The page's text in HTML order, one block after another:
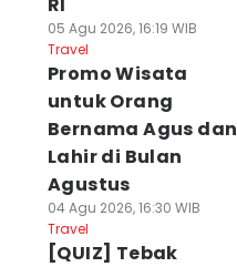
05 Agu 2026, 16:19 WIB
Travel
Promo Wisata
untuk Orang
Bernama Agus dan
Lahir di Bulan
Agustus
04 Agu 2026, 16:30 WIB
Travel
[QUIZ] Tebak